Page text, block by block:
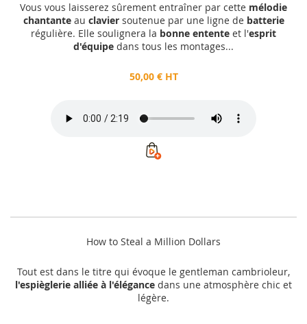
Vous vous laisserez sûrement entraîner par cette mélodie
chantanteau claviersoutenue par une ligne de batterie
régulière. Elle soulignera la bonne entente et l'esprit
d'équipe dans tous les montages...
50,00 € HT
How to Steal a Million Dollars
Tout est dans le titre qui évoque le gentleman cambrioleur,
l'espièglerie alliée à l'élégance dans une atmosphère chic et
légère.